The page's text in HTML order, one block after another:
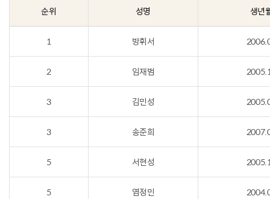
순위 성명 생년
1 방휘서
2 임재범
3 김민성
3 송준희
5 서현성
5 염정민